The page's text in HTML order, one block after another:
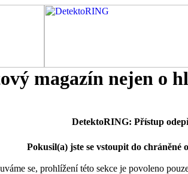
magazín nejen o
DetektoRING: Přístup
Pokusil(a) jste se vstoupit do chráněné
se, prohlížení této sekce je povoleno